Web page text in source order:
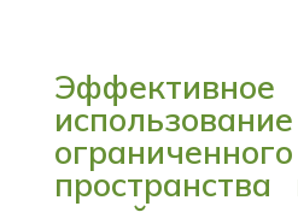
Эффективное
использование
ограниченного